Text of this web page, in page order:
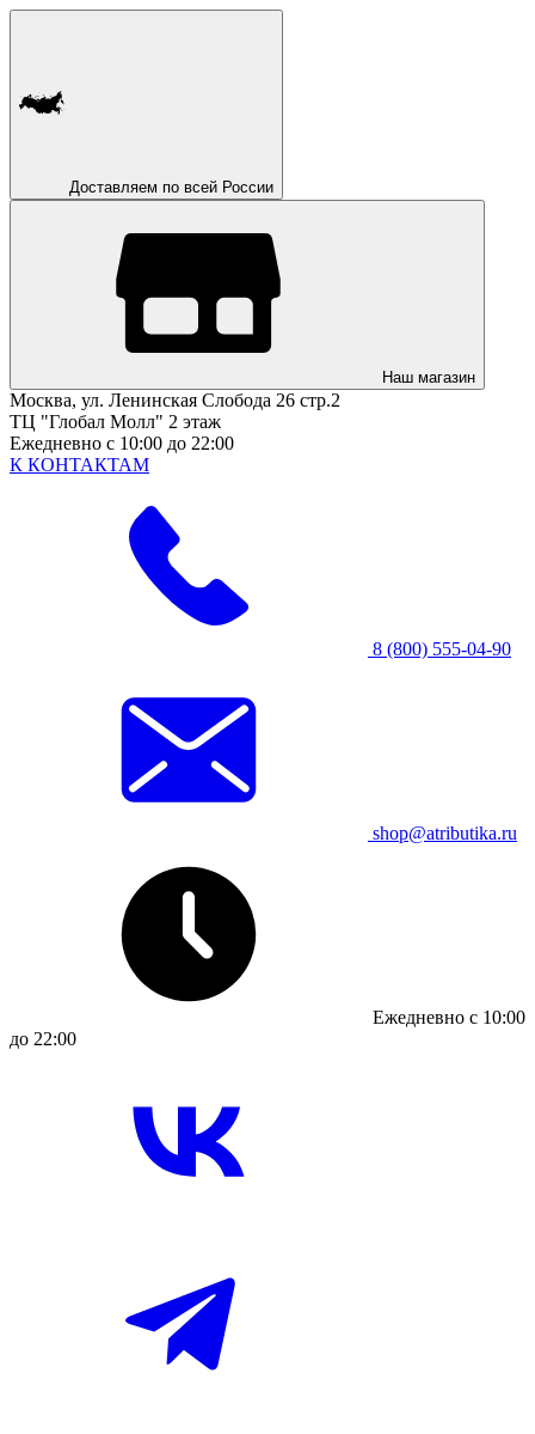
Доставляем по всей России
Наш магазин
Москва, ул. Ленинская Слобода 26 стр.2
ТЦ "Глобал Молл" 2 этаж
Ежедневно с 10:00 до 22:00
К КОНТАКТАМ
8 (800) 555-04-90
shop@atributika.ru
Ежедневно с 10:00
до 22:00